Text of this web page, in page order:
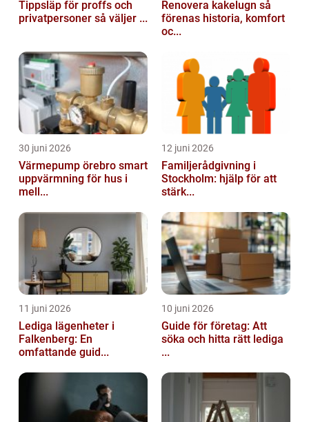
Tippsläp för proffs och
privatpersoner så väljer ...
Renovera kakelugn så
förenas historia, komfort
oc...
30 juni 2026
Värmepump örebro smart
uppvärmning för hus i
mell...
12 juni 2026
Familjerådgivning i
Stockholm: hjälp för att
stärk...
11 juni 2026
Lediga lägenheter i
Falkenberg: En
omfattande guid...
10 juni 2026
Guide för företag: Att
söka och hitta rätt lediga
...